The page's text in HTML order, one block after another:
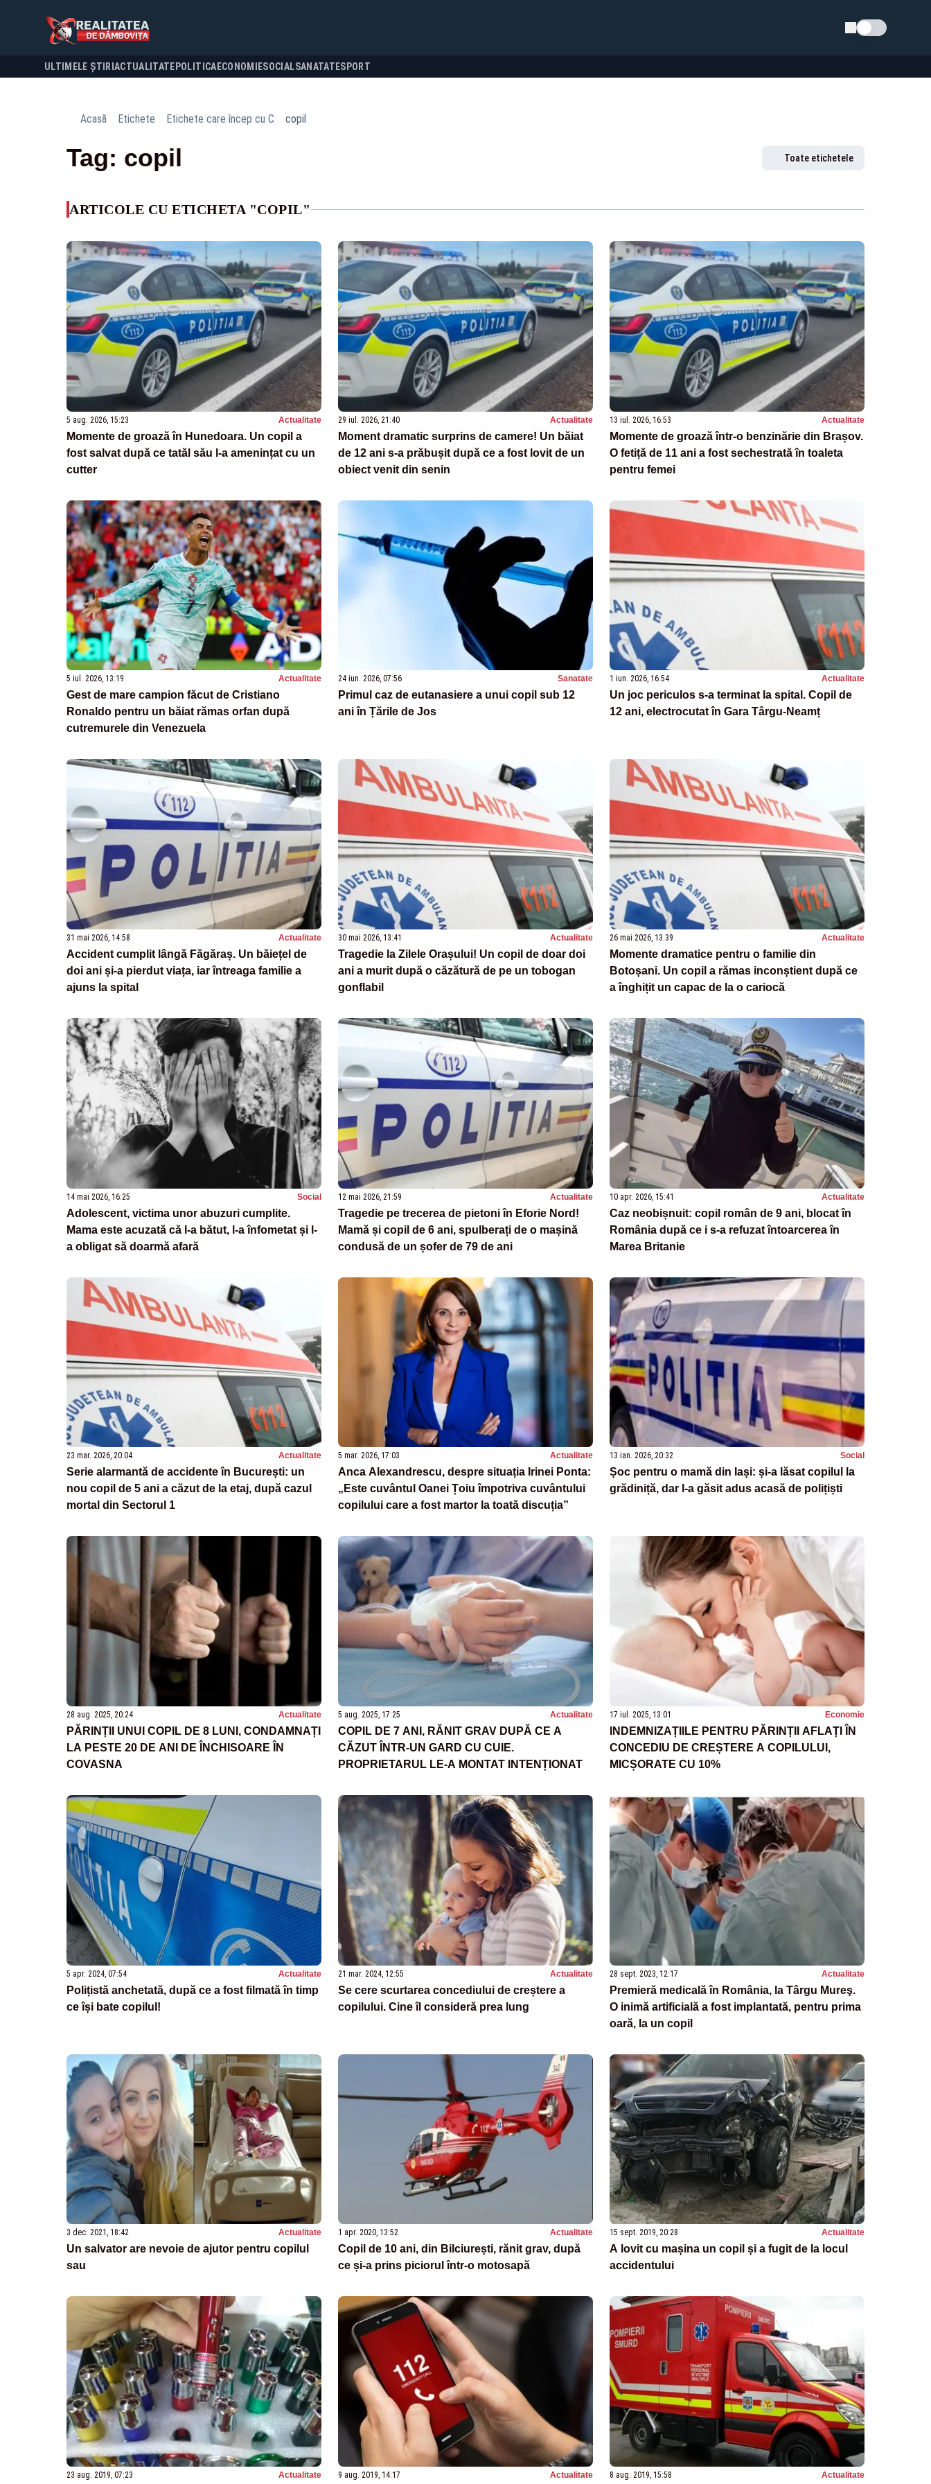
Schimba tema
ULTIMELE ȘTIRI ACTUALITATE POLITICA ECONOMIESOCIALSANATATESPORT
Acasă Etichete Etichete care încep cu C copil
Tag: copil Toate etichetele
ARTICOLE CU ETICHETA "COPIL"
5 aug. 2026, 15:23 Actualitate
Momente de groază în Hunedoara. Un copil a
fost salvat după ce tatăl său l-a amenințat cu un
cutter
29 iul. 2026, 21:40 Actualitate
Moment dramatic surprins de camere! Un băiat
de 12 ani s-a prăbușit după ce a fost lovit de un
obiect venit din senin
13 iul. 2026, 16:53 Actualitate
Momente de groază într-o benzinărie din Brașov.
O fetiță de 11 ani a fost sechestrată în toaleta
pentru femei
5 iul. 2026, 13:19 Actualitate
Gest de mare campion făcut de Cristiano
Ronaldo pentru un băiat rămas orfan după
cutremurele din Venezuela
24 iun. 2026, 07:56 Sanatate
Primul caz de eutanasiere a unui copil sub 12
ani în Țările de Jos
1 iun. 2026, 16:54 Actualitate
Un joc periculos s-a terminat la spital. Copil de
12 ani, electrocutat în Gara Târgu-Neamț
31 mai 2026, 14:58 Actualitate
Accident cumplit lângă Făgăraș. Un băiețel de
doi ani și-a pierdut viața, iar întreaga familie a
ajuns la spital
30 mai 2026, 13:41 Actualitate
Tragedie la Zilele Orașului! Un copil de doar doi
ani a murit după o căzătură de pe un tobogan
gonflabil
26 mai 2026, 13:39 Actualitate
Momente dramatice pentru o familie din
Botoșani. Un copil a rămas inconștient după ce
a înghițit un capac de la o cariocă
14 mai 2026, 16:25 Social
Adolescent, victima unor abuzuri cumplite.
Mama este acuzată că l-a bătut, l-a înfometat și l-
a obligat să doarmă afară
12 mai 2026, 21:59 Actualitate
Tragedie pe trecerea de pietoni în Eforie Nord!
Mamă și copil de 6 ani, spulberați de o mașină
condusă de un șofer de 79 de ani
10 apr. 2026, 15:41 Actualitate
Caz neobișnuit: copil român de 9 ani, blocat în
România după ce i s-a refuzat întoarcerea în
Marea Britanie
23 mar. 2026, 20:04 Actualitate
Serie alarmantă de accidente în București: un
nou copil de 5 ani a căzut de la etaj, după cazul
mortal din Sectorul 1
5 mar. 2026, 17:03 Actualitate
Anca Alexandrescu, despre situația Irinei Ponta:
„Este cuvântul Oanei Țoiu împotriva cuvântului
copilului care a fost martor la toată discuția”
13 ian. 2026, 20:32 Social
Șoc pentru o mamă din Iași: și-a lăsat copilul la
grădiniță, dar l-a găsit adus acasă de polițiști
28 aug. 2025, 20:24 Actualitate
PĂRINȚII UNUI COPIL DE 8 LUNI, CONDAMNAȚI
LA PESTE 20 DE ANI DE ÎNCHISOARE ÎN
COVASNA
5 aug. 2025, 17:25 Actualitate
COPIL DE 7 ANI, RĂNIT GRAV DUPĂ CE A
CĂZUT ÎNTR-UN GARD CU CUIE.
PROPRIETARUL LE-A MONTAT INTENȚIONAT
17 iul. 2025, 13:01 Economie
INDEMNIZAȚIILE PENTRU PĂRINȚII AFLAȚI ÎN
CONCEDIU DE CREȘTERE A COPILULUI,
MICȘORATE CU 10%
5 apr. 2024, 07:54 Actualitate
Polițistă anchetată, după ce a fost filmată în timp
ce își bate copilul!
21 mar. 2024, 12:55 Actualitate
Se cere scurtarea concediului de creștere a
copilului. Cine îl consideră prea lung
28 sept. 2023, 12:17 Actualitate
Premieră medicală în România, la Târgu Mureş.
O inimă artificială a fost implantată, pentru prima
oară, la un copil
3 dec. 2021, 18:42 Actualitate
Un salvator are nevoie de ajutor pentru copilul
sau
1 apr. 2020, 13:52 Actualitate
Copil de 10 ani, din Bilciurești, rănit grav, după
ce și-a prins piciorul într-o motosapă
15 sept. 2019, 20:28 Actualitate
A lovit cu mașina un copil și a fugit de la locul
accidentului
23 aug. 2019, 07:23 Actualitate 9 aug. 2019, 14:17 Actualitate 8 aug. 2019, 15:58 Actualitate